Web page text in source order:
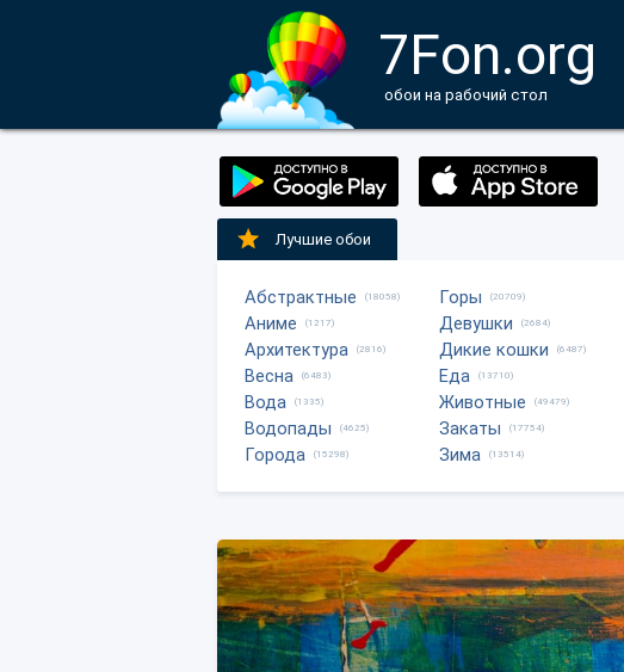
7Fon.org
обои на рабочий стол
Лучшие обои
Абстрактные (18058)
Аниме (1217)
Архитектура (2816)
Весна (6483)
Вода (1335)
Водопады (4625)
Города (15298)
Горы (20709)
Девушки (2684)
Дикие кошки (6487)
Еда (13710)
Животные (49479)
Закаты (17754)
Зима (13514)